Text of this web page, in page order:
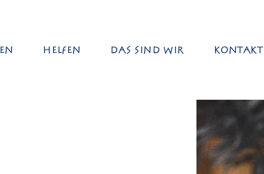
Helfen Das sind wir Kontakt